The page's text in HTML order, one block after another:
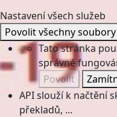
Nastavení všech služeb
Povolit všechny
Tato stránka
správné
Povolit
API slouží k načtění
překladů, ...